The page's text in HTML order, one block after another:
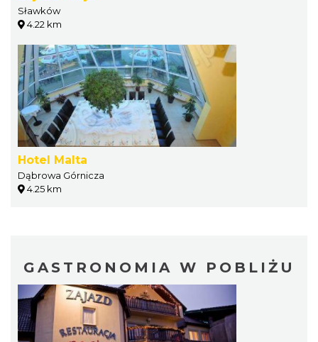
Sławków
4.22 km
Hotel Malta
Dąbrowa Górnicza
4.25 km
GASTRONOMIA W POBLIŻU